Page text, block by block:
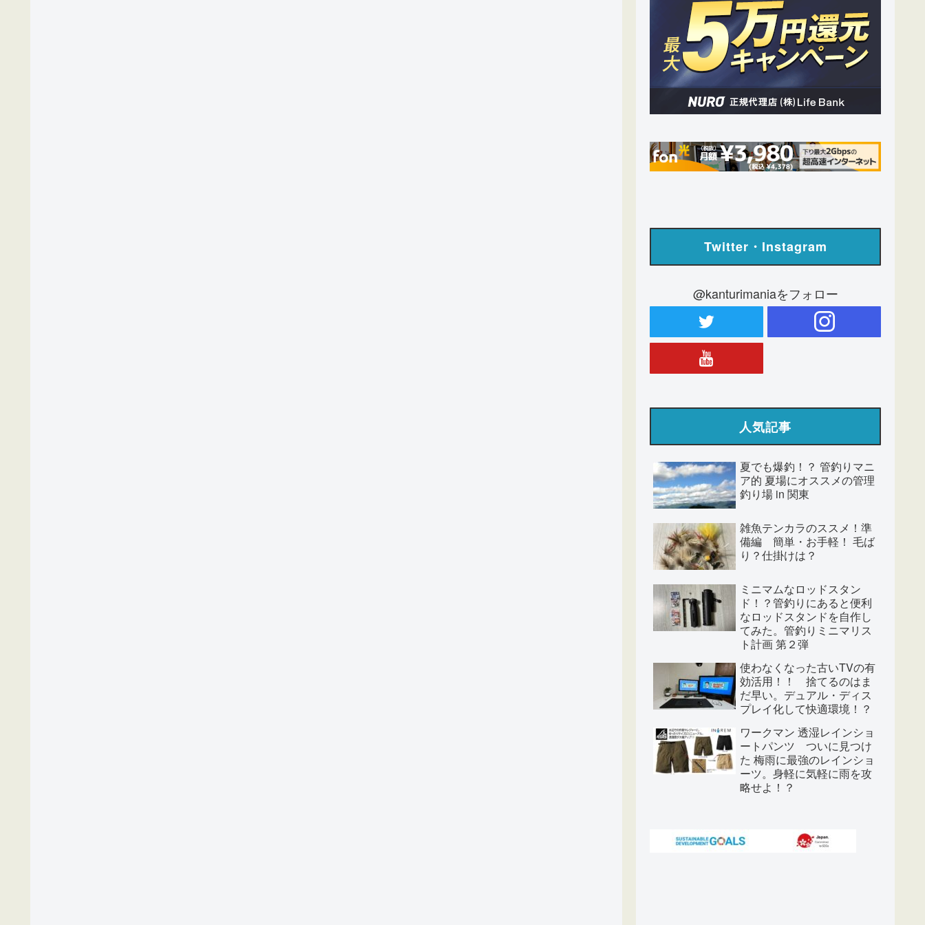
Twitter・Instagram
@kanturimaniaをフォロー
人気記事
夏でも爆釣！？ 管釣りマニ
ア的 夏場にオススメの管理
釣り場 in 関東
雑魚テンカラのススメ！準
備編 簡単・お手軽！ 毛ば
り？仕掛けは？
ミニマムなロッドスタン
ド！？管釣りにあると便利
なロッドスタンドを自作し
てみた。管釣りミニマリス
ト計画 第２弾
使わなくなった古いTVの有
効活用！！ 捨てるのはま
だ早い。デュアル・ディス
プレイ化して快適環境！？
ワークマン 透湿レインショ
ートパンツ ついに見つけ
た 梅雨に最強のレインショ
ーツ。身軽に気軽に雨を攻
略せよ！？